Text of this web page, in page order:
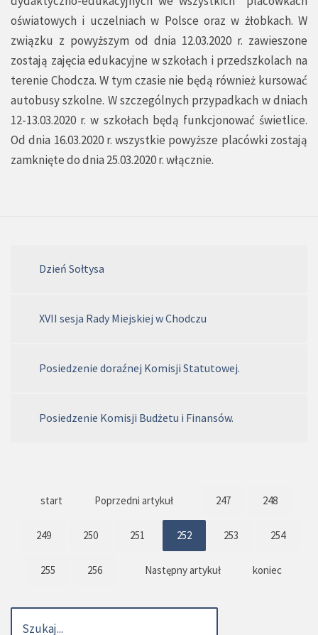
oświatowych i uczelniach w Polsce oraz w żłobkach. W
związku z powyższym od dnia 12.03.2020 r. zawieszone
zostają zajęcia edukacyjne w szkołach i przedszkolach na
terenie Chodcza. W tym czasie nie będą również kursować
autobusy szkolne. W szczególnych przypadkach w dniach
12-13.03.2020 r. w szkołach będą funkcjonować świetlice.
Od dnia 16.03.2020 r. wszystkie powyższe placówki zostają
zamknięte do dnia 25.03.2020 r. włącznie.
Dzień Sołtysa
XVII sesja Rady Miejskiej w Chodczu
Posiedzenie doraźnej Komisji Statutowej.
Posiedzenie Komisji Budżetu i Finansów.
start Poprzedni artykuł 247 248
249 250 251 252 253 254
255 256 Następny artykuł koniec